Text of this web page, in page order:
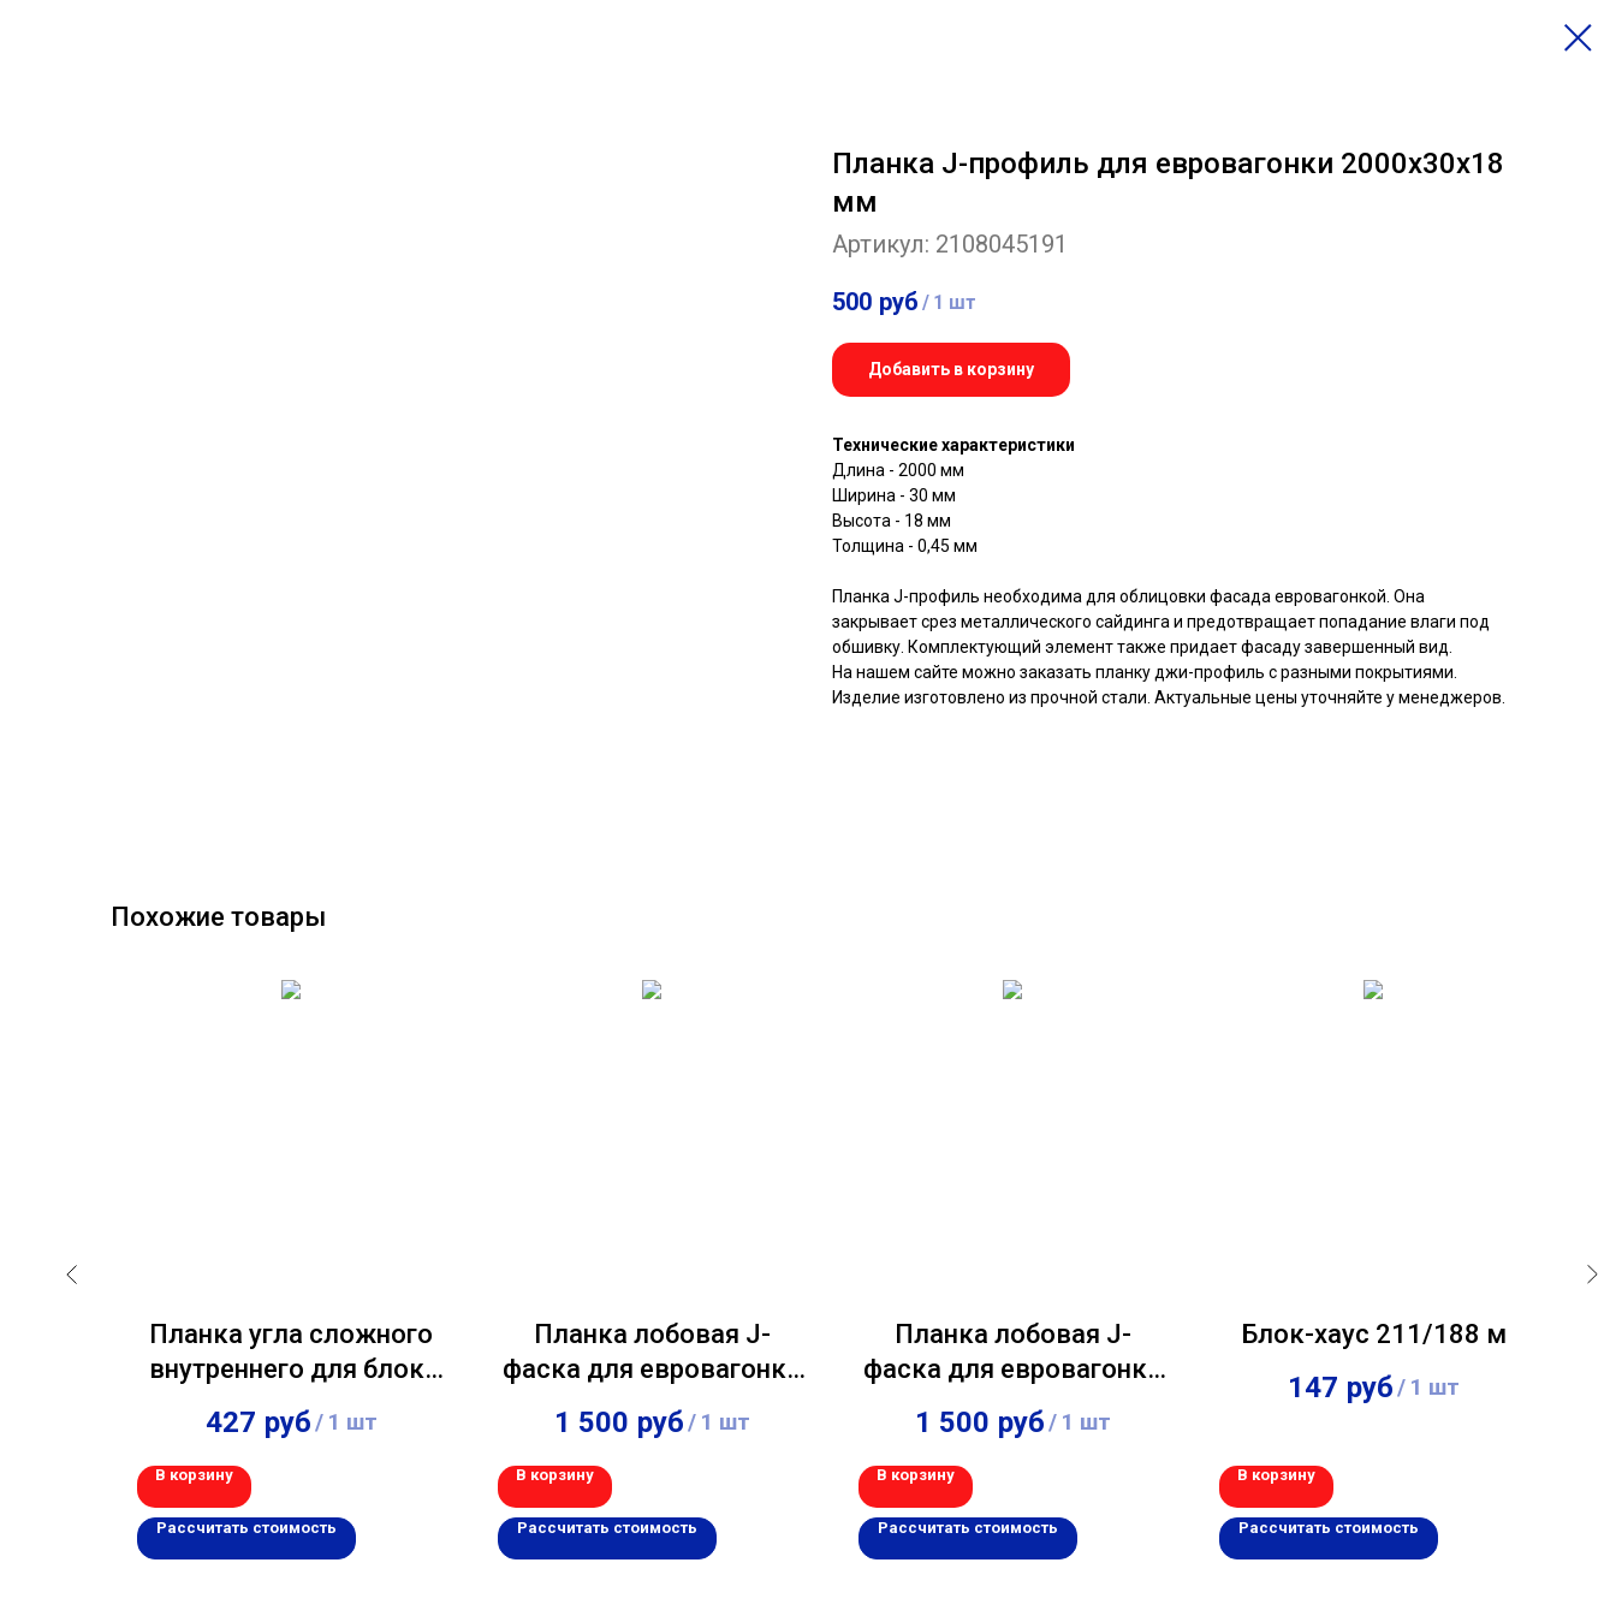
Планка J-профиль для евровагонки 2000х30х18
мм
Артикул: 2108045191
500 руб / 1 шт
Добавить в корзину
Технические характеристики
Длина - 2000 мм
Ширина - 30 мм
Высота - 18 мм
Толщина - 0,45 мм
Планка J-профиль необходима для облицовки фасада евровагонкой. Она
закрывает срез металлического сайдинга и предотвращает попадание влаги под
обшивку. Комплектующий элемент также придает фасаду завершенный вид.
На нашем сайте можно заказать планку джи-профиль с разными покрытиями.
Изделие изготовлено из прочной стали. Актуальные цены уточняйте у менеджеров.
Похожие товары
Планка угла сложного
внутреннего для блок-
хауса и евробруса
2000х75х32 мм
427 руб/ 1 шт
В корзину
Рассчитать стоимость
Планка лобовая J-
фаска для евровагонки
и софита 2000х200х18
мм
1 500 руб/ 1 шт
В корзину
Рассчитать стоимость
Планка лобовая J-
фаска для евровагонки
и софита 2000х150х18
мм
1 500 руб/ 1 шт
В корзину
Рассчитать стоимость
Блок-хаус 211/188 м
147 руб/ 1 шт
В корзину
Рассчитать стоимость